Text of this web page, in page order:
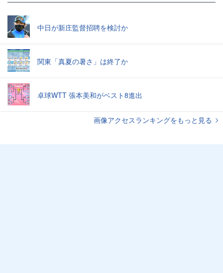
中日が新庄監督招聘を検討か
関東「真夏の暑さ」は終了か
卓球WTT 張本美和がベスト8進出
画像アクセスランキングをもっと見る